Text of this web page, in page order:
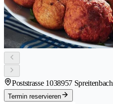
Poststrasse 1038957 Spreitenbach
Termin reservieren